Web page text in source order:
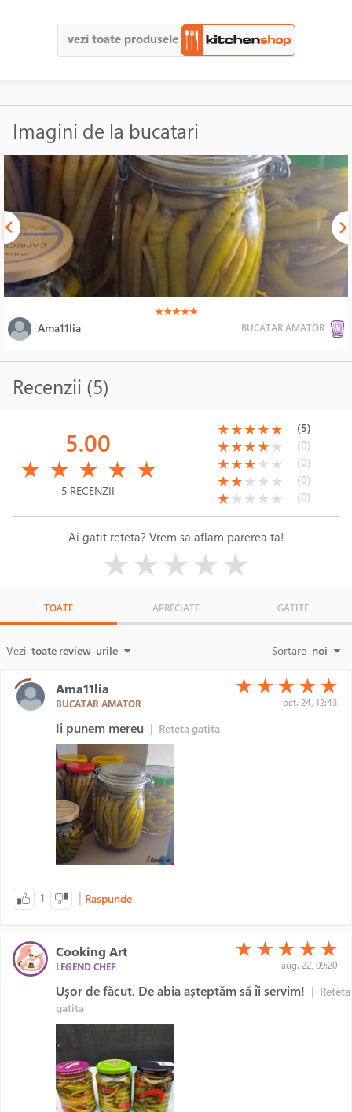
vezi toate produsele
Imagini de la bucatari
(*)
★(*)
★(*)
★(*)
★(*)
★
Ama11lia BUCATAR AMATOR
Recenzii (5)
5.00
★ ★ ★ ★ ★
5 RECENZII
(*)
★(*)
★(*)
★(*)
★(*)
★ (5)
(*)
★(*)
★(*)
★(*)
★( )
★ (0)
(*)
★(*)
★(*)
★( )
★ ( )
★ (0)
(*)
★(*)
★( )
★ ( )
★ ( )
★ (0)
(*)
★( )
★ ( )
★ ( )
★ ( )
★ (0)
Ai gatit reteta? Vrem sa aflam parerea ta!
★★★★★
TOATE APRECIATE GATITE
Vezi toate review-urile Sortare noi
Ama11lia
BUCATAR AMATOR
(*)
★ (*)
★ (*)
★ (*)
★ (*)
★
oct. 24, 12:43
Ii punem mereu | Reteta gatita
1 | Raspunde
Cooking Art
LEGEND CHEF
(*)
★ (*)
★ (*)
★ (*)
★ (*)
★
aug. 22, 09:20
Ușor de făcut. De abia așteptăm să îi servim! | Reteta
gatita